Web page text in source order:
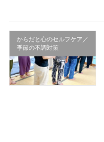
からだと心のセルフケア／
季節の不調対策